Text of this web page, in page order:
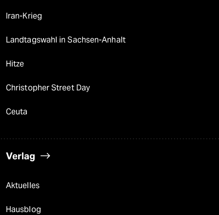
Iran-Krieg
Landtagswahl in Sachsen-Anhalt
Hitze
Christopher Street Day
Ceuta
Verlag
Aktuelles
Hausblog